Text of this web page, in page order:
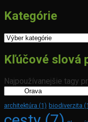
Kategórie
Kategórie
Kľúčové slová
Najpoužívanejšie tagy
architektúra (1) biodiverzita